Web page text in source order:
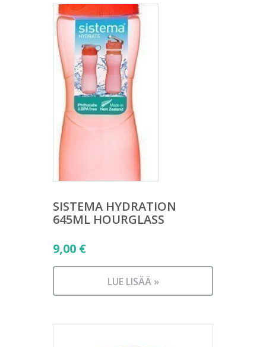
SISTEMA HYDRATION
645ML HOURGLASS
9,00 €
LUE LISÄÄ »